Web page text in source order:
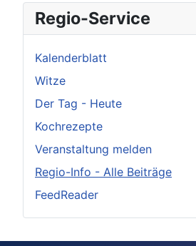
Regio-Service
Kalenderblatt
Witze
Der Tag - Heute
Kochrezepte
Veranstaltung melden
Regio-Info - Alle Beiträge
FeedReader